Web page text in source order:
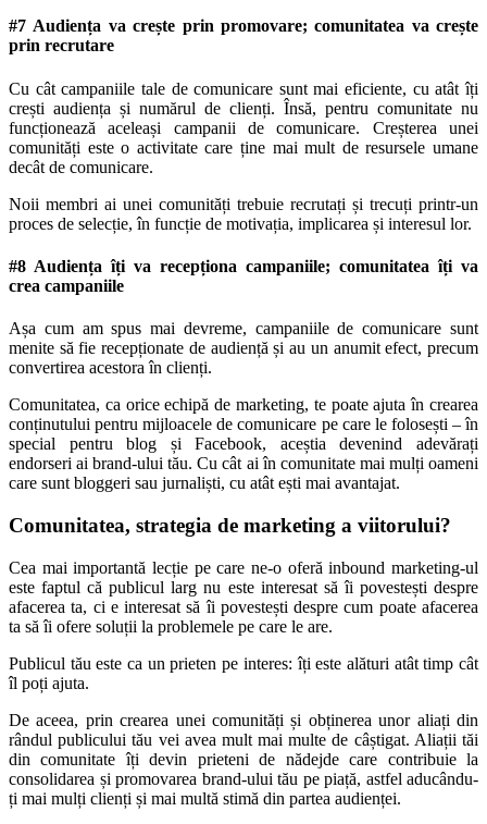
#7 Audiența va crește prin promovare; comunitatea va crește
prin recrutare
Cu cât campaniile tale de comunicare sunt mai eficiente, cu atât îți
crești audiența și numărul de clienți. Însă, pentru comunitate nu
funcționează aceleași campanii de comunicare. Creșterea unei
comunități este o activitate care ține mai mult de resursele umane
decât de comunicare.
Noii membri ai unei comunități trebuie recrutați și trecuți printr-un
proces de selecție, în funcție de motivația, implicarea și interesul lor.
#8 Audiența îți va recepționa campaniile; comunitatea îți va
crea campaniile
Așa cum am spus mai devreme, campaniile de comunicare sunt
menite să fie recepționate de audiență și au un anumit efect, precum
convertirea acestora în clienți.
Comunitatea, ca orice echipă de marketing, te poate ajuta în crearea
conținutului pentru mijloacele de comunicare pe care le folosești – în
special pentru blog și Facebook, aceștia devenind adevărați
endorseri ai brand-ului tău. Cu cât ai în comunitate mai mulți oameni
care sunt bloggeri sau jurnaliști, cu atât ești mai avantajat.
Comunitatea, strategia de marketing a viitorului?
Cea mai importantă lecție pe care ne-o oferă inbound marketing-ul
este faptul că publicul larg nu este interesat să îi povestești despre
afacerea ta, ci e interesat să îi povestești despre cum poate afacerea
ta să îi ofere soluții la problemele pe care le are.
Publicul tău este ca un prieten pe interes: îți este alături atât timp cât
îl poți ajuta.
De aceea, prin crearea unei comunități și obținerea unor aliați din
rândul publicului tău vei avea mult mai multe de câștigat. Aliații tăi
din comunitate îți devin prieteni de nădejde care contribuie la
consolidarea și promovarea brand-ului tău pe piață, astfel aducându-
ți mai mulți clienți și mai multă stimă din partea audienței.